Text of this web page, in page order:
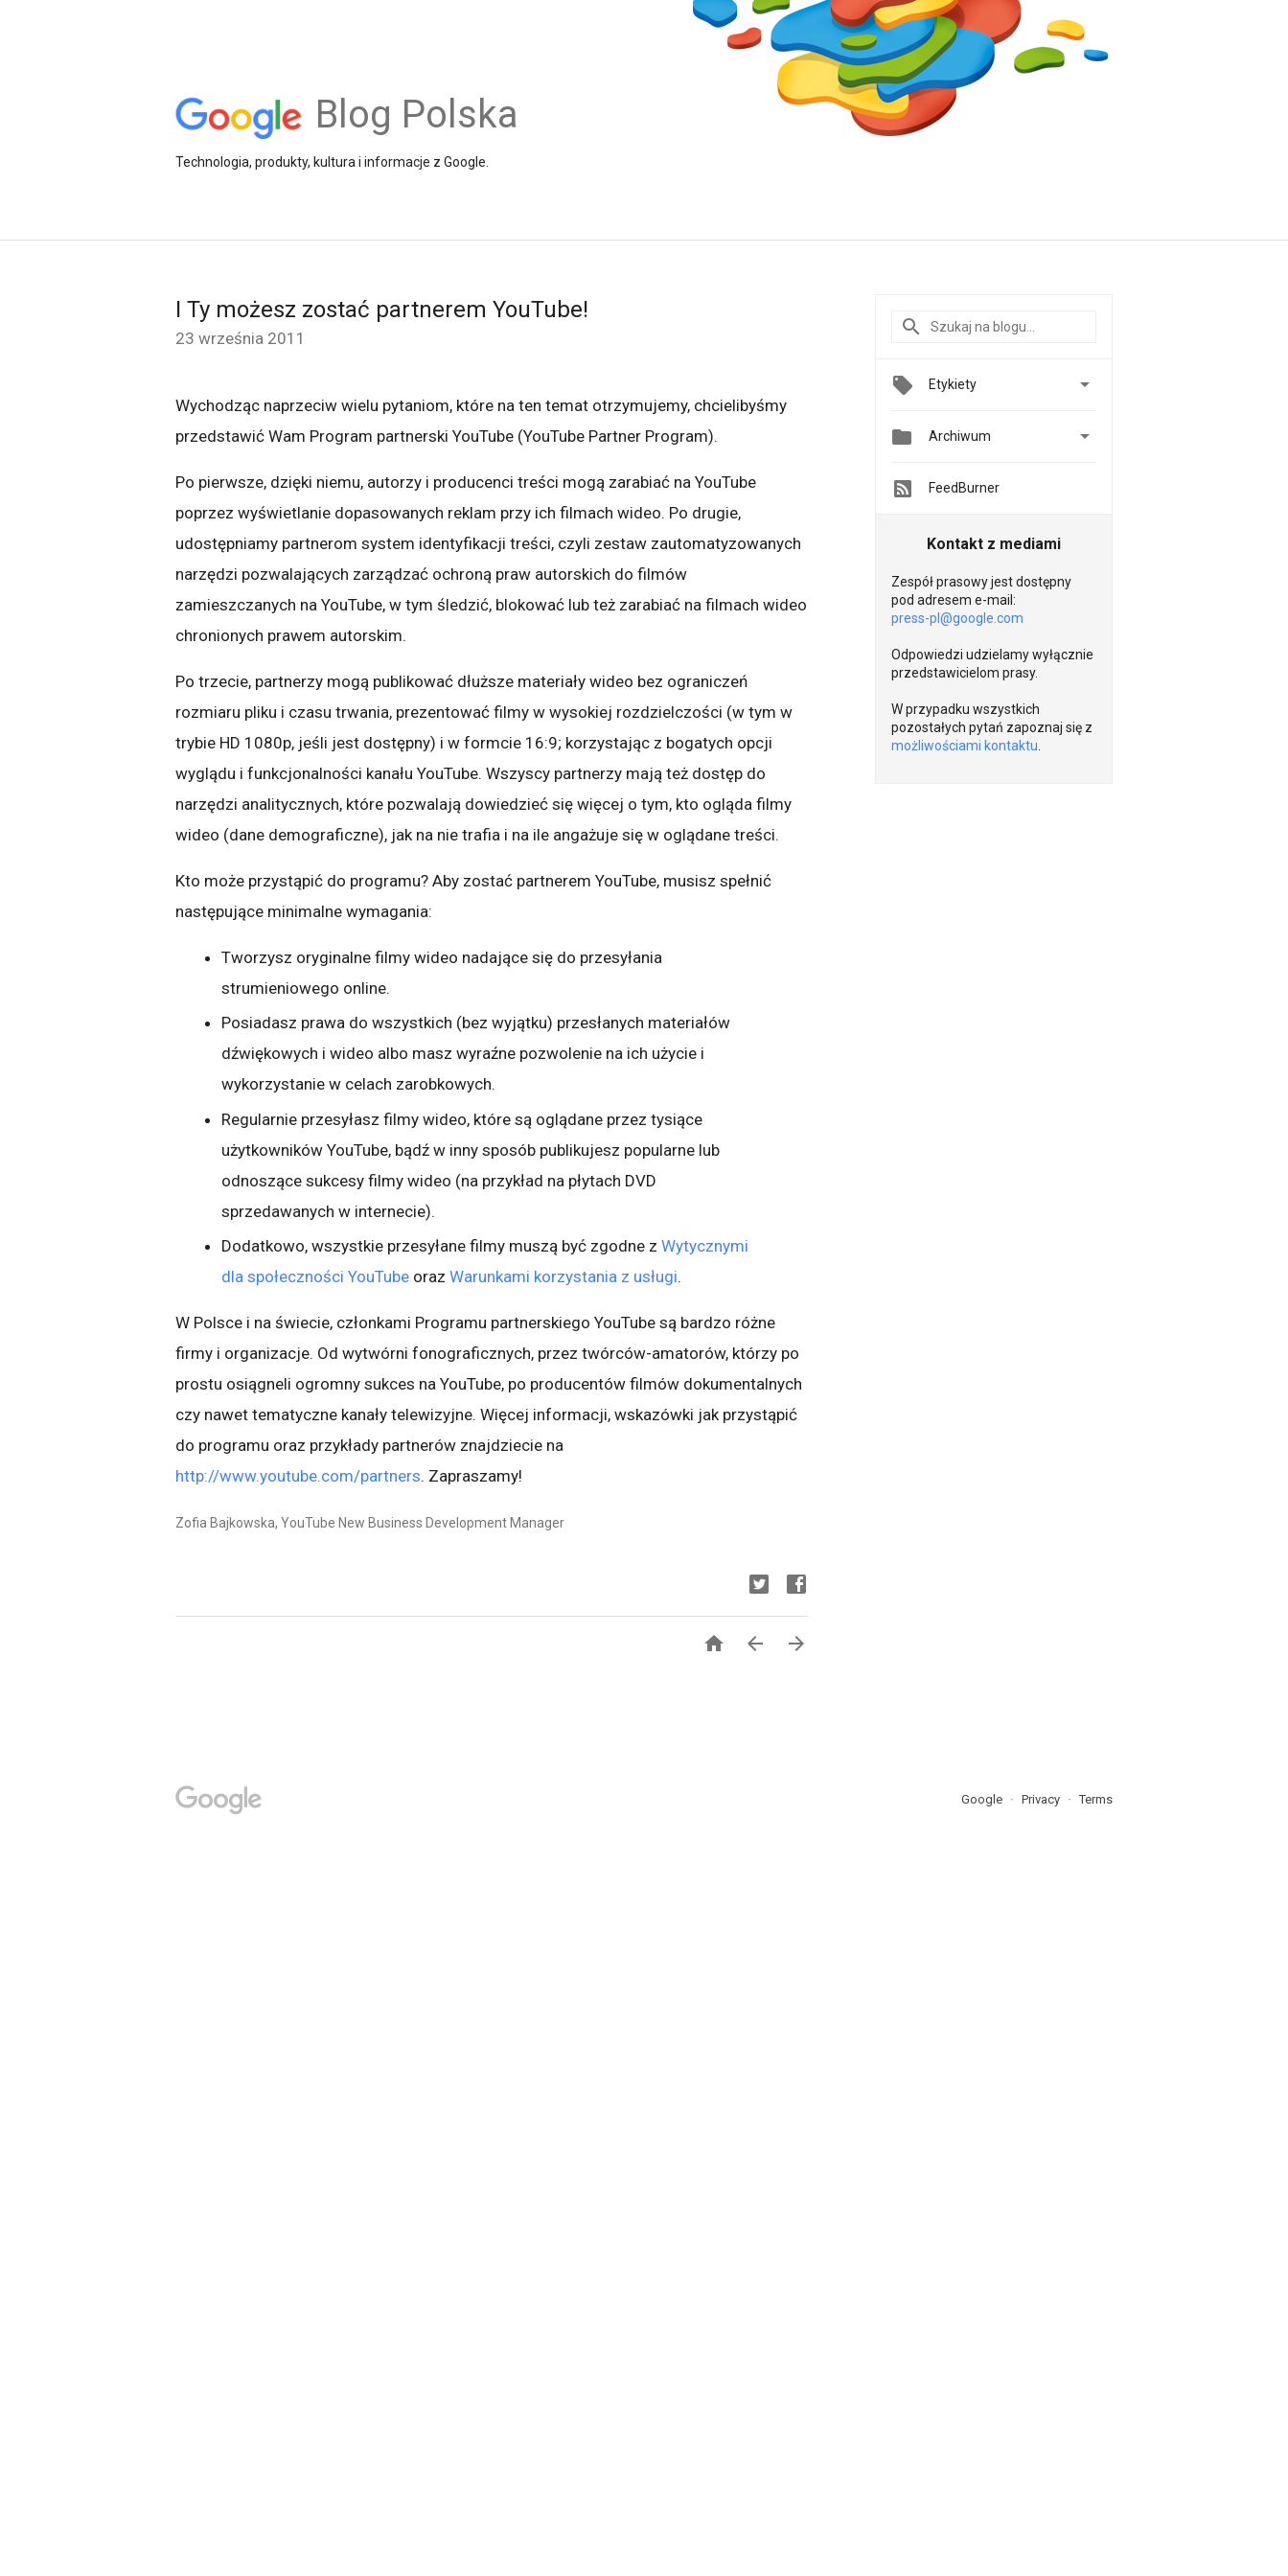
Blog Polska
Technologia, produkty, kultura i informacje z Google.
I Ty możesz zostać partnerem YouTube!
23 września 2011
Wychodząc naprzeciw wielu pytaniom, które na ten temat otrzymujemy, chcielibyśmy
przedstawić Wam Program partnerski YouTube (YouTube Partner Program).
Po pierwsze, dzięki niemu, autorzy i producenci treści mogą zarabiać na YouTube
poprzez wyświetlanie dopasowanych reklam przy ich filmach wideo. Po drugie,
udostępniamy partnerom system identyfikacji treści, czyli zestaw zautomatyzowanych
narzędzi pozwalających zarządzać ochroną praw autorskich do filmów
zamieszczanych na YouTube, w tym śledzić, blokować lub też zarabiać na filmach wideo
chronionych prawem autorskim.
Po trzecie, partnerzy mogą publikować dłuższe materiały wideo bez ograniczeń
rozmiaru pliku i czasu trwania, prezentować filmy w wysokiej rozdzielczości (w tym w
trybie HD 1080p, jeśli jest dostępny) i w formcie 16:9; korzystając z bogatych opcji
wyglądu i funkcjonalności kanału YouTube. Wszyscy partnerzy mają też dostęp do
narzędzi analitycznych, które pozwalają dowiedzieć się więcej o tym, kto ogląda filmy
wideo (dane demograficzne), jak na nie trafia i na ile angażuje się w oglądane treści.
Kto może przystąpić do programu? Aby zostać partnerem YouTube, musisz spełnić
następujące minimalne wymagania:
Tworzysz oryginalne filmy wideo nadające się do przesyłania
strumieniowego online.
Posiadasz prawa do wszystkich (bez wyjątku) przesłanych materiałów
dźwiękowych i wideo albo masz wyraźne pozwolenie na ich użycie i
wykorzystanie w celach zarobkowych.
Regularnie przesyłasz filmy wideo, które są oglądane przez tysiące
użytkowników YouTube, bądź w inny sposób publikujesz popularne lub
odnoszące sukcesy filmy wideo (na przykład na płytach DVD
sprzedawanych w internecie).
Dodatkowo, wszystkie przesyłane filmy muszą być zgodne z Wytycznymi
dla społeczności YouTube oraz Warunkami korzystania z usługi.
W Polsce i na świecie, członkami Programu partnerskiego YouTube są bardzo różne
firmy i organizacje. Od wytwórni fonograficznych, przez twórców-amatorów, którzy po
prostu osiągneli ogromny sukces na YouTube, po producentów filmów dokumentalnych
czy nawet tematyczne kanały telewizyjne. Więcej informacji, wskazówki jak przystąpić
do programu oraz przykłady partnerów znajdziecie na
http://www.youtube.com/partners. Zapraszamy!
Zofia Bajkowska, YouTube New Business Development Manager
  
Etykiety 
 Archiwum 
FeedBurner
Kontakt z mediami
Zespół prasowy jest dostępny
pod adresem e-mail:
press-pl@google.com
Odpowiedzi udzielamy wyłącznie
przedstawicielom prasy.
W przypadku wszystkich
pozostałych pytań zapoznaj się z
możliwościami kontaktu
Google Privacy Terms